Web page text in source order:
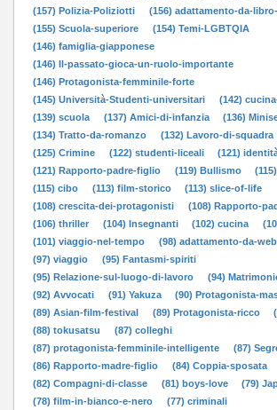
(157) Polizia-Poliziotti
(156) adattamento-da-
(155) Scuola-superiore
(154) Temi-LGBTQIA
(146) famiglia-giapponese
(146) Il-passato-gioca-un-ruolo-importante
(146) Protagonista-femminile-forte
(145) Università-Studenti-universitari
(142)
(139) scuola
(137) Amici-di-infanzia
(136)
(134) Tratto-da-romanzo
(132) Lavoro-di-squadra
(125) Crimine
(122) studenti-liceali
(121)
(121) Rapporto-padre-figlio
(119) Bullismo
(115) cibo
(113) film-storico
(113) slice-of-life
(108) crescita-dei-protagonisti
(108) Rapporto-
(106) thriller
(104) Insegnanti (102) cucina
(101) viaggio-nel-tempo
(98) adattamento-da-
(97) viaggio
(95) Fantasmi-spiriti
(95) Relazione-sul-luogo-di-lavoro
(94)
(92) Avvocati
(91) Yakuza
(90) Protagonista-
(89) Asian-film-festival
(89) Protagonista-ricco
(88) tokusatsu
(87) colleghi
(87) protagonista-femminile-intelligente
(87)
(86) Rapporto-madre-figlio
(84) Coppia-sposata
(82) Compagni-di-classe
(81) boys-love
(79)
(78) film-in-bianco-e-nero
(77) criminali